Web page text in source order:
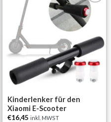
Auf die
Wunschliste
Kinderlenker für den
Xiaomi E-Scooter
€16,45 inkl. MWST